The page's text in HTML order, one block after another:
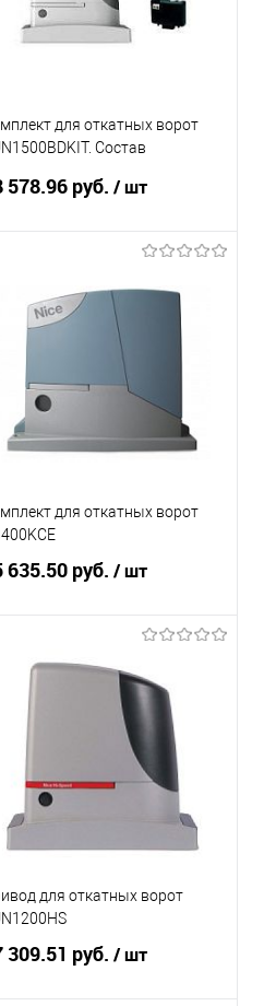
для откатных ворот
Состав
приемник OXIBD -
578.96 руб./ шт
Купить в 1 клик
К сравнению
В избранное
для откатных ворот
635.50 руб./ шт
В корзину
Купить в 1 клик
К сравнению
В избранное
Под заказ
для откатных ворот
309.51 руб./ шт